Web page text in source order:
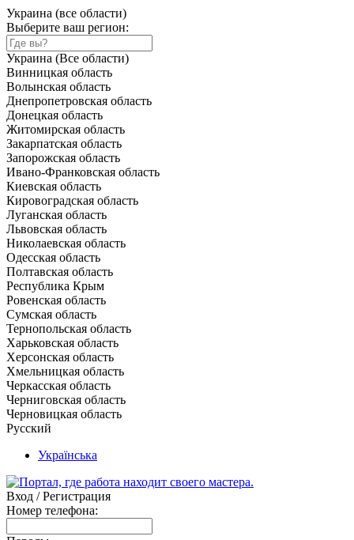
Украина (все области)
Выберите ваш регион:
Украина (Все области)
Винницкая область
Волынская область
Днепропетровская область
Донецкая область
Житомирская область
Закарпатская область
Запорожская область
Ивано-Франковская область
Киевская область
Кировоградская область
Луганская область
Львовская область
Николаевская область
Одесская область
Полтавская область
Республика Крым
Ровенская область
Сумская область
Тернопольская область
Харьковская область
Херсонская область
Хмельницкая область
Черкасская область
Черниговская область
Черновицкая область
Русский
Українська
Вход / Регистрация
Номер телефона: